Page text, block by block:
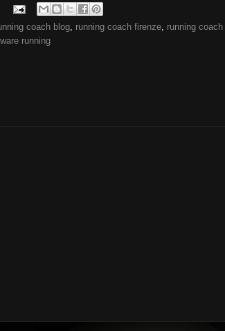
coach blog, running coach firenze, running coach
running